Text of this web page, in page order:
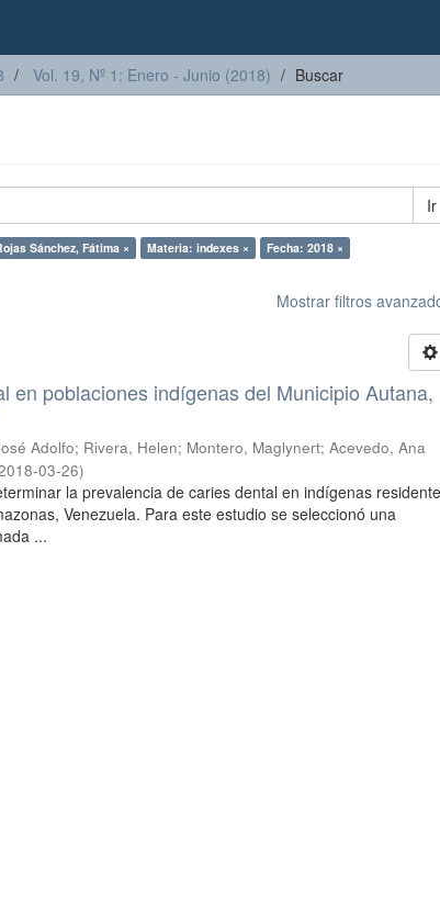
Vol. 19, Nº 1: Enero - Junio (2018) Buscar
Ir
Sánchez, Fátima × Materia: indexes ×
Fecha: 2018 ×
Mostrar filtros
en poblaciones indígenas del Municipio Autana,
Adolfo; Rivera, Helen; Montero, Maglynert;Acevedo, Ana
03-26)
la prevalencia de caries dental en indígenas
Venezuela. Para este estudio se seleccionó una
...